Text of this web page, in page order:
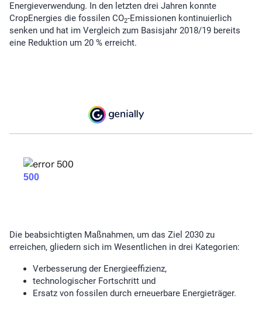
Energieverwendung. In den letzten drei Jahren konnte
CropEnergies die fossilen CO2-Emissionen kontinuierlich
senken und hat im Vergleich zum Basisjahr 2018/19 bereits
eine Reduktion um 20 % erreicht.
Die beabsichtigten Maßnahmen, um das Ziel 2030 zu
erreichen, gliedern sich im Wesentlichen in drei Kategorien:
Verbesserung der Energieeffizienz,
technologischer Fortschritt und
Ersatz von fossilen durch erneuerbare Energieträger.